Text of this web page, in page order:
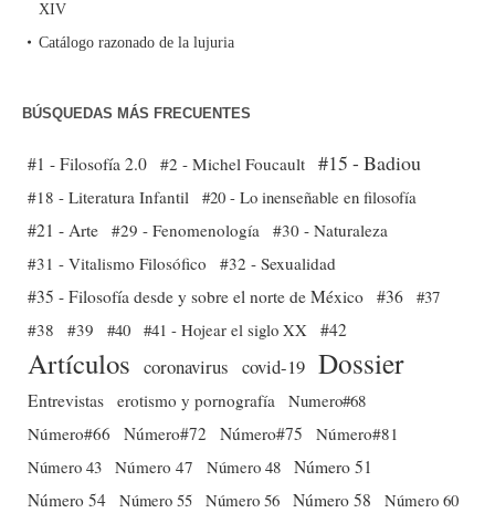
XIV
Catálogo razonado de la lujuria
BÚSQUEDAS MÁS FRECUENTES
#1 - Filosofía 2.0 #2 - Michel Foucault #15 - Badiou
#18 - Literatura Infantil #20 - Lo inenseñable en filosofía
#21 - Arte #29 - Fenomenología #30 - Naturaleza
#31 - Vitalismo Filosófico
#32 - Sexualidad
#35 - Filosofía desde y sobre el norte de México #36 #37
#38
#39 #40 #41 - Hojear el siglo XX #42
Artículos coronavirus covid-19 Dossier
Entrevistas erotismo y pornografía Numero#68
Número#66
Número#72 Número#75
Número#81
Número 43 Número 47 Número 48 Número 51
Número 54 Número 55 Número 56 Número 58
Número 60